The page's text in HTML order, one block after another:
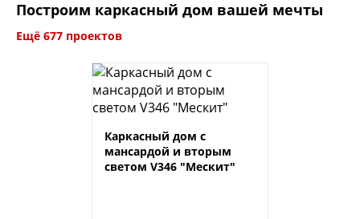
Построим каркасный дом вашей мечты
Ещё 677 проектов
Каркасный дом с
мансардой и вторым
светом V346 "Мескит"